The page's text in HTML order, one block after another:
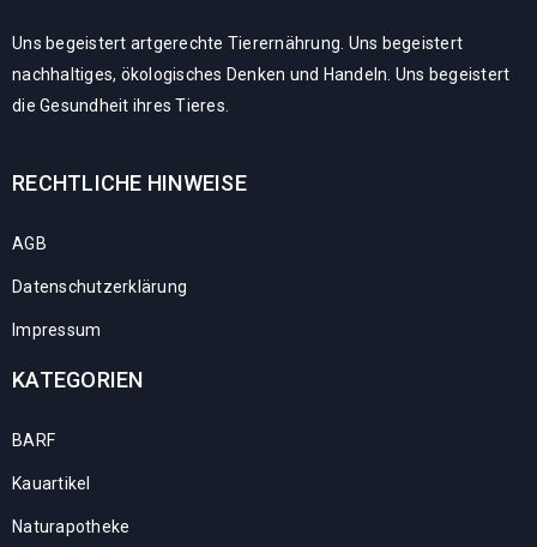
Uns begeistert artgerechte Tierernährung. Uns begeistert
nachhaltiges, ökologisches Denken und Handeln. Uns begeistert
die Gesundheit ihres Tieres.
RECHTLICHE HINWEISE
AGB
Datenschutzerklärung
Impressum
KATEGORIEN
BARF
Kauartikel
Naturapotheke